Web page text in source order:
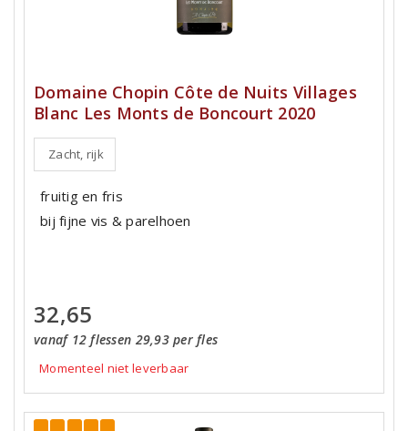
Domaine Chopin Côte de Nuits Villages
Blanc Les Monts de Boncourt 2020
Zacht, rijk
fruitig en fris
bij fijne vis & parelhoen
32,65
vanaf 12 flessen 29,93 per fles
Momenteel niet leverbaar